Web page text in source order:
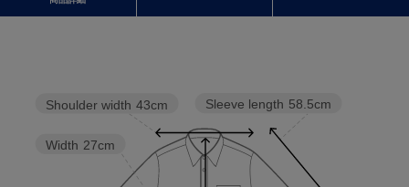
Sleeve length 58.5cm
Width 27cm
Shoulder width 43cm